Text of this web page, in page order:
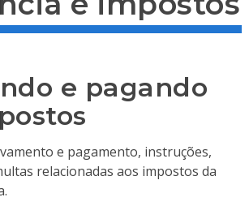
e pagando
e pagamento, instruções,
relacionadas aos impostos da